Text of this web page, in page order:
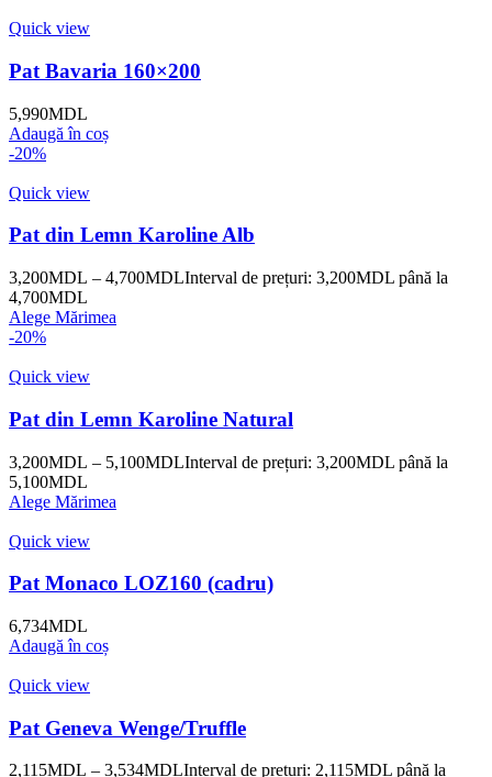
Quick view
Pat Bavaria 160×200
5,990MDL
Adaugă în coș
-20%
Quick view
Pat din Lemn Karoline Alb
3,200MDL – 4,700MDLInterval de prețuri: 3,200MDL până la
4,700MDL
Alege Mărimea
-20%
Quick view
Pat din Lemn Karoline Natural
3,200MDL – 5,100MDLInterval de prețuri: 3,200MDL până la
5,100MDL
Alege Mărimea
Quick view
Pat Monaco LOZ160 (cadru)
6,734MDL
Adaugă în coș
Quick view
Pat Geneva Wenge/Truffle
2,115MDL – 3,534MDLInterval de prețuri: 2,115MDL până la